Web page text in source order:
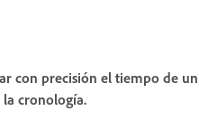
con precisión el tiempo de
cronología.